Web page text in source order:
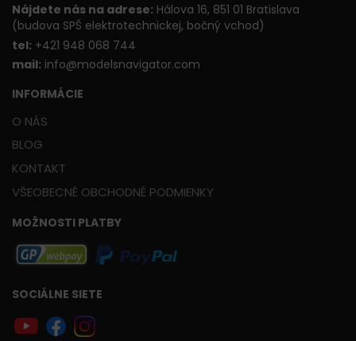
Nájdete nás na adrese: Hálova 16, 851 01 Bratislava
(budova SPŠ elektrotechnickej, bočný vchod)
tel: +421 948 068 744
mail: info@modelsnavigator.com
INFORMÁCIE
O NÁS
BLOG
KONTAKT
VŠEOBECNÉ OBCHODNÉ PODMIENKY
MOŽNOSTI PLATBY
SOCIÁLNE SIETE